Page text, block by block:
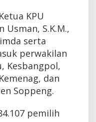
KPU
Usman, S.K.M.,
serta
perwakilan
Kesbangpol,
dan
Soppeng.
pemilih